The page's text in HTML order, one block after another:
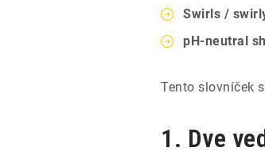
Swirls /
pH-neutral
Tento slovníček
1. Dve